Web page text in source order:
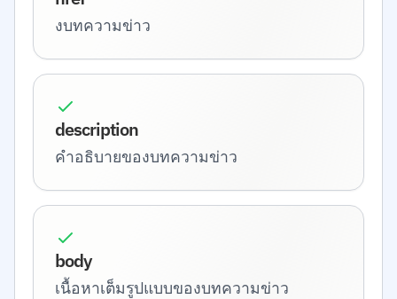
งบทความข่าว
description
คำอธิบายของบทความข่าว
body
เนื้อหาเต็มรูปแบบของบทความข่าว